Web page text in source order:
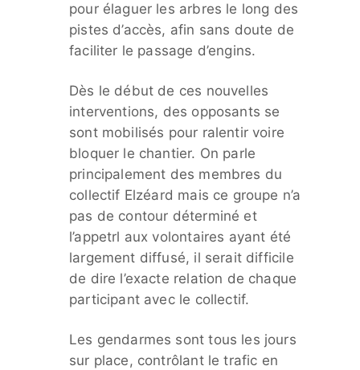
pour élaguer les arbres le long des
pistes d’accès, afin sans doute de
faciliter le passage d’engins.
Dès le début de ces nouvelles
interventions, des opposants se
sont mobilisés pour ralentir voire
bloquer le chantier. On parle
principalement des membres du
collectif Elzéard mais ce groupe n’a
pas de contour déterminé et
l’appetrl aux volontaires ayant été
largement diffusé, il serait difficile
de dire l’exacte relation de chaque
participant avec le collectif.
Les gendarmes sont tous les jours
sur place, contrôlant le trafic en